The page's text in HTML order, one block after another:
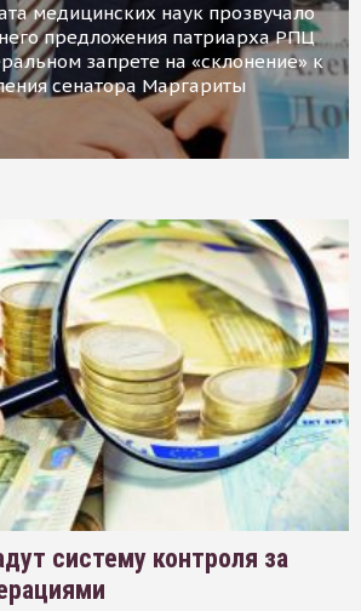
медицинских наук прозвучало
предложения патриарха РПЦ
запрете на «склонение» к
сенатора Маргариты
систему контроля за